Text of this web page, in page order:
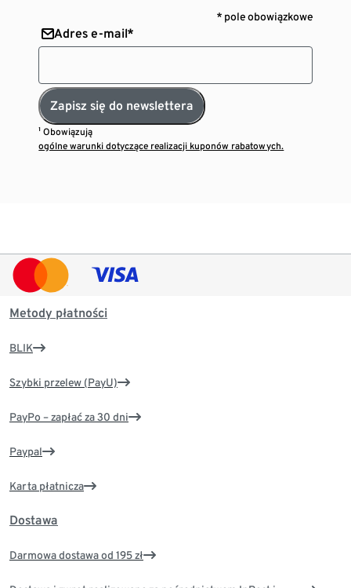
* pole obowiązkowe
Adres e-mail*
Zapisz się do newslettera
¹ Obowiązują
ogólne warunki dotyczące realizacji kuponów rabatowych.
Metody płatności
BLIK
Szybki przelew (PayU)
PayPo – zapłać za 30 dni
Paypal
Karta płatnicza
Dostawa
Darmowa dostawa od 195 zł